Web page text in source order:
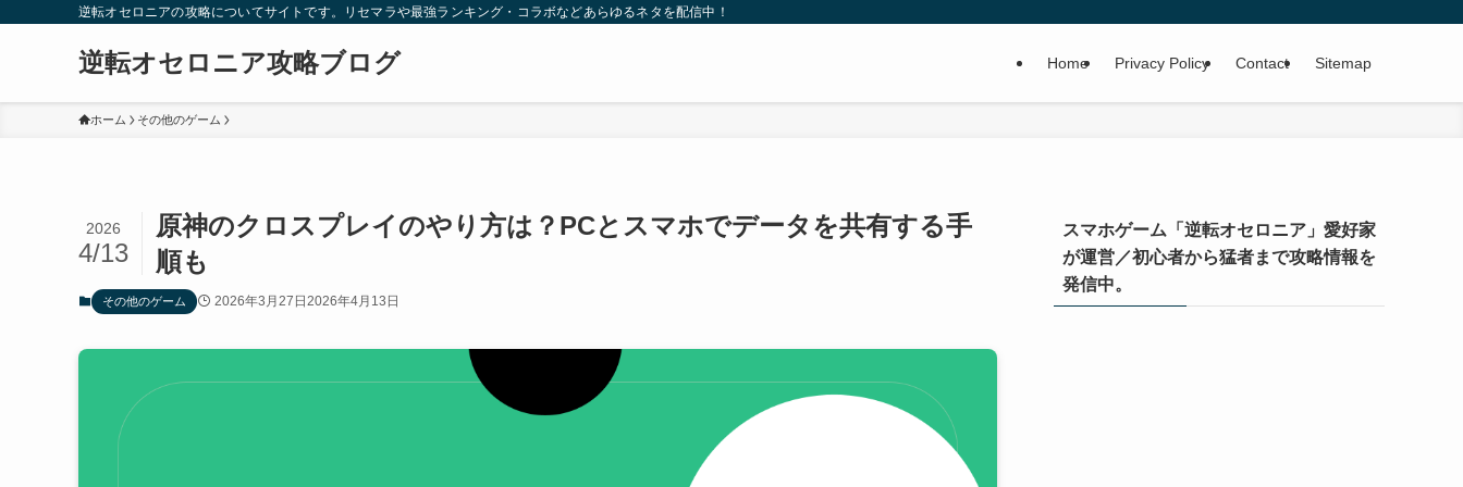
逆転オセロニアの攻略についてサイトです。リセマラや最強ランキング・コラボなどあらゆるネタを配信中！
逆転オセロニア攻略ブログ Home Privacy Policy Contact Sitemap
ホーム その他のゲーム
原神のクロスプレイのやり方は？PCとスマホでデータを共有する手
順も
2026
4/13
その他のゲーム 2026年3月27日 2026年4月13日
スマホゲーム「逆転オセロニア」愛好家
が運営／初心者から猛者まで攻略情報を
発信中。